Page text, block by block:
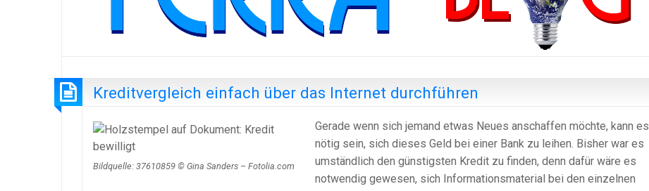
Kreditvergleich einfach über das Internet durchführen
Bildquelle: 37610859 © Gina Sanders – Fotolia.com
Gerade wenn sich jemand etwas Neues anschaffen möchte, kann es
nötig sein, sich dieses Geld bei einer Bank zu leihen. Bisher war es
umständlich den günstigsten Kredit zu finden, denn dafür wäre es
notwendig gewesen, sich Informationsmaterial bei den einzelnen